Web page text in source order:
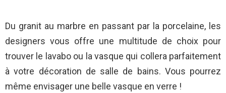
Du granit au marbre en passant par la porcelaine, les
designers vous offre une multitude de choix pour
trouver le lavabo ou la vasque qui collera parfaitement
à votre décoration de salle de bains. Vous pourrez
même envisager une belle vasque en verre !